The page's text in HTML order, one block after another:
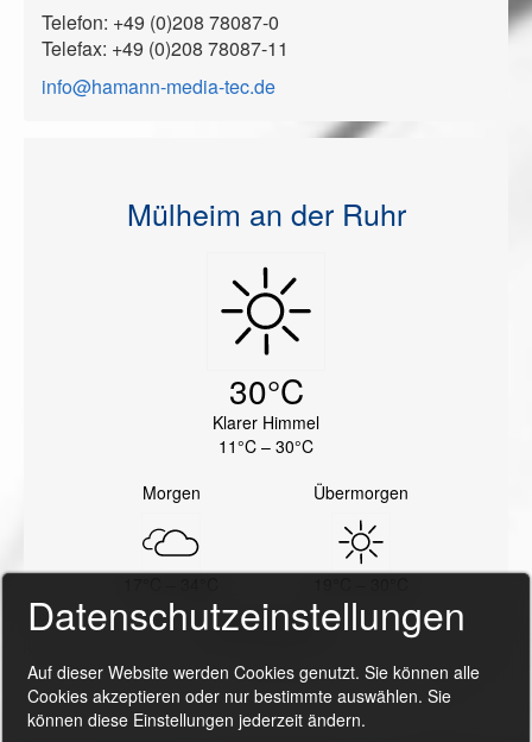
Telefon: +49 (0)208 78087-0
Telefax: +49 (0)208 78087-11
info@hamann-media-tec.de
Mülheim an der Ruhr
30°C
Klarer Himmel
11°C – 30°C
Morgen
Übermorgen
Powered by OpenWeather™
Datenschutzeinstellungen
Auf dieser Website werden Cookies genutzt. Sie können alle
Cookies akzeptieren oder nur bestimmte auswählen. Sie
können diese Einstellungen jederzeit ändern.